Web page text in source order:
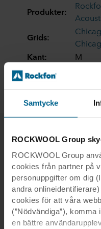
Samtycke
ROCKWOOL Group
ROCKWOOL Group
cookies från partner på
personuppgifter om dig
andra
cookies för att våra
(”Nödvändiga”),
en bättre
Produkter:
Grids:
Kant:
M
Modulstorle
k: